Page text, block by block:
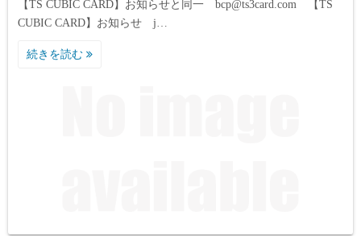
【TS CUBIC CARD】お知らせと同一 bcp@ts3card.com 【TS
CUBIC CARD】お知らせ j…
続きを読む